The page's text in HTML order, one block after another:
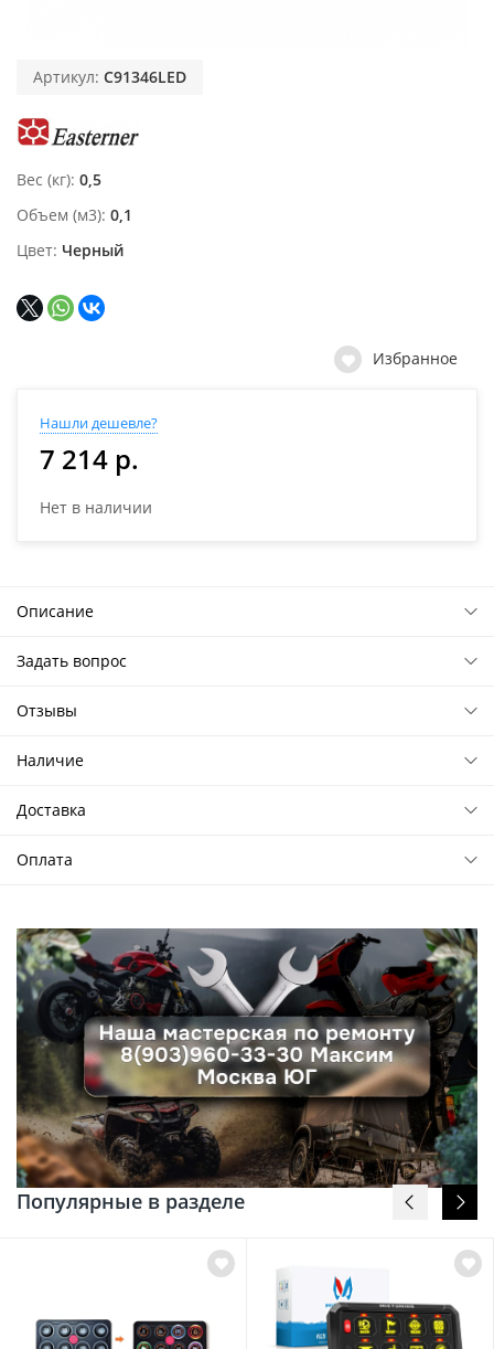
Артикул: C91346LED
Вес (кг) 0,5
Объем (м3) 0,1
Цвет Черный
Избранное
Нашли дешевле?
7 214 р.
Нет в наличии
Описание
Задать вопрос
Отзывы
Наличие
Доставка
Оплата
Популярные в разделе